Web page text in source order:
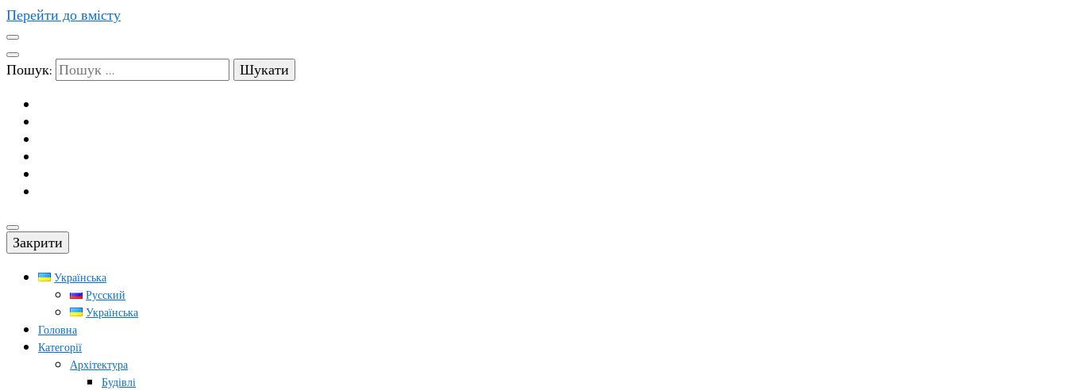
Перейти до вмісту
Пошук:
Закрити
Українська
Русский
Українська
Головна
Категорії
Архітектура
Будівлі